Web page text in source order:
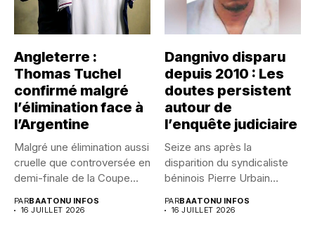
Angleterre :
Thomas Tuchel
confirmé malgré
l’élimination face à
l’Argentine
Malgré une élimination aussi
cruelle que controversée en
demi-finale de la Coupe...
PARBAATONU INFOS
16 JUILLET 2026
Dangnivo disparu
depuis 2010 : Les
doutes persistent
autour de
l’enquête judiciaire
Seize ans après la
disparition du syndicaliste
béninois Pierre Urbain
PARBAATONU INFOS
16 JUILLET 2026